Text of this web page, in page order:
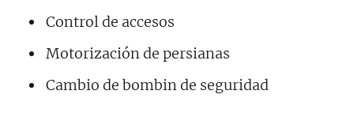
Control de accesos
Motorización de persianas
Cambio de bombin de seguridad